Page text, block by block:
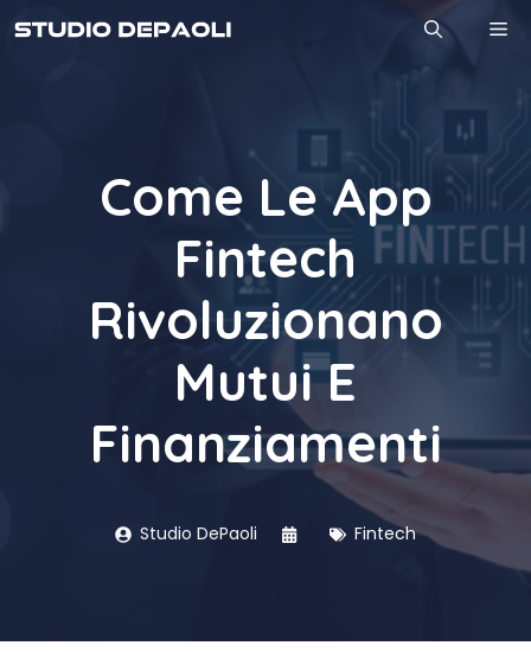
al
Come Le App
Fintech
Rivoluzionano
Mutui E
Finanziamenti
Studio DePaoli Fintech